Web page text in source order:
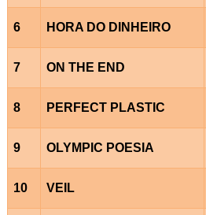
6 HORA DO DINHEIRO
7 ON THE END
8 PERFECT PLASTIC
9 OLYMPIC POESIA
10 VEIL